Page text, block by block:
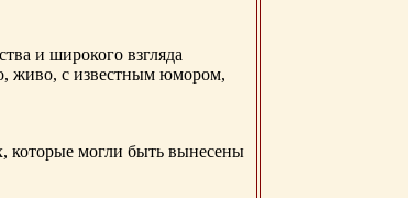
и широкого взгляда
живо, с известным юмором,
которые могли быть вынесены